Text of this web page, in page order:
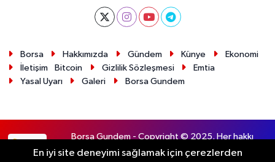
Borsa Hakkımızda Gündem Künye
Ekonomi
İletişim
Bitcoin Gizlilik Sözleşmesi
Emtia
Yasal Uyarı
Galeri Borsa Gundem
Borsa Gundem - Copyright © 2025. Her hakkı
saklıdır.
En iyi site deneyimi sağlamak için çerezlerden